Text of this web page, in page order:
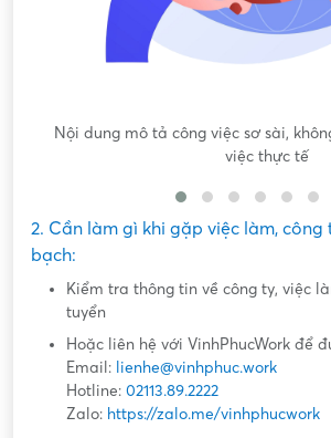
Nội dung mô tả công việc sơ sài, không
việc thực tế
2. Cần làm gì khi gặp việc làm, công
bạch:
Kiểm tra thông tin về công ty, việc
tuyển
Hoặc liên hệ với VinhPhucWork để
Email: lienhe@vinhphuc.work
Hotline: 02113.89.2222
Zalo: https://zalo.me/vinhphucwork